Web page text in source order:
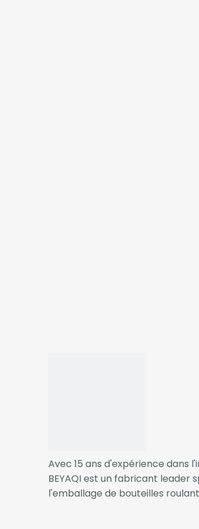
[Contournage/Blush Stick
Emballage]
Pourquoi
Avec 15 ans d'expérience dans
BEYAQI est un fabricant leader
l'emballage de bouteilles